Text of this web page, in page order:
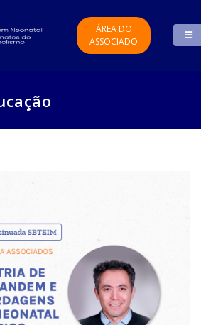
ÁREA DO
ASSOCIADO